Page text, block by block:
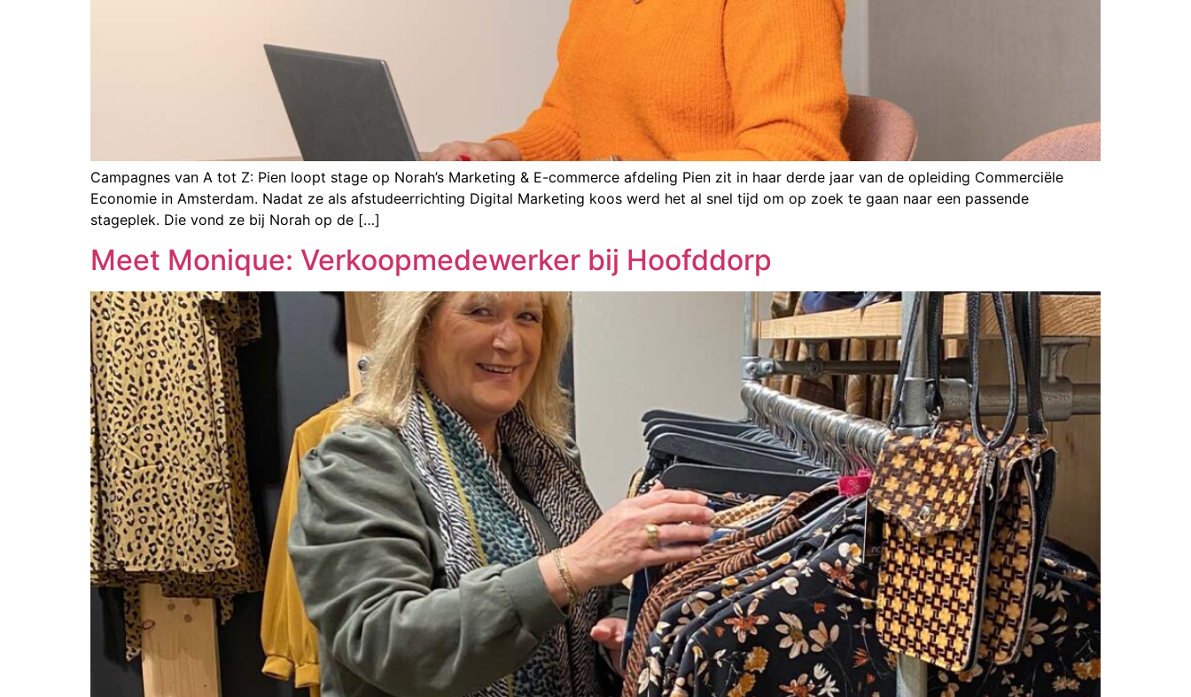
Campagnes van A tot Z: Pien loopt stage op Norah’s Marketing & E-commerce afdeling Pien zit in haar derde jaar van de opleiding Commerciële
Economie in Amsterdam. Nadat ze als afstudeerrichting Digital Marketing koos werd het al snel tijd om op zoek te gaan naar een passende
stageplek. Die vond ze bij Norah op de […]
Meet Monique: Verkoopmedewerker bij Hoofddorp